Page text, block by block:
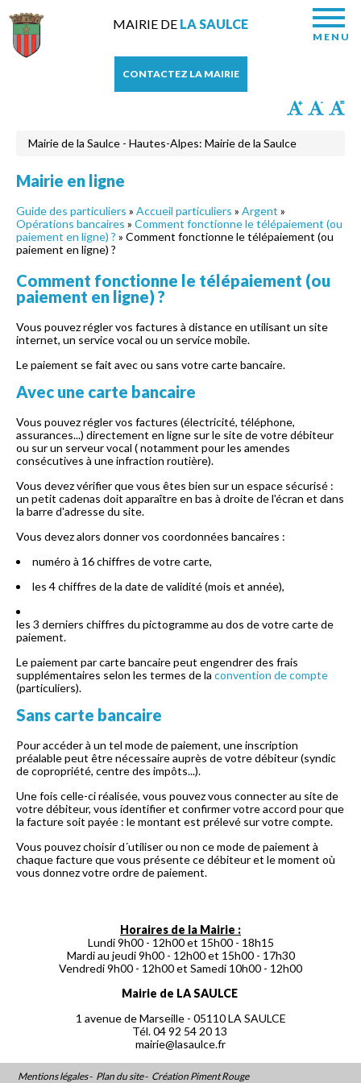
MAIRIE DE LA SAULCE
MENU
CONTACTEZ LA MAIRIE
Mairie de la Saulce - Hautes-Alpes: Mairie de la Saulce
Mairie en ligne
Guide des particuliers » Accueil particuliers » Argent »
Opérations bancaires » Comment fonctionne le télépaiement (ou
paiement en ligne) ? » Comment fonctionne le télépaiement (ou
paiement en ligne) ?
Comment fonctionne le télépaiement (ou
paiement en ligne) ?
Vous pouvez régler vos factures à distance en utilisant un site
internet, un service vocal ou un service mobile.
Le paiement se fait avec ou sans votre carte bancaire.
Avec une carte bancaire
Vous pouvez régler vos factures (électricité, téléphone,
assurances...) directement en ligne sur le site de votre débiteur
ou sur un serveur vocal ( notamment pour les amendes
consécutives à une infraction routière).
Vous devez vérifier que vous êtes bien sur un espace sécurisé :
un petit cadenas doit apparaître en bas à droite de l'écran et dans
la barre d'adresse du site.
Vous devez alors donner vos coordonnées bancaires :
numéro à 16 chiffres de votre carte,
les 4 chiffres de la date de validité (mois et année),
les 3 derniers chiffres du pictogramme au dos de votre carte de
paiement.
Le paiement par carte bancaire peut engendrer des frais
supplémentaires selon les termes de la convention de compte
(particuliers).
Sans carte bancaire
Pour accéder à un tel mode de paiement, une inscription
préalable peut être nécessaire auprès de votre débiteur (syndic
de copropriété, centre des impôts...).
Une fois celle-ci réalisée, vous pouvez vous connecter au site de
votre débiteur, vous identifier et confirmer votre accord pour que
la facture soit payée : le montant est prélevé sur votre compte.
Vous pouvez choisir d´utiliser ou non ce mode de paiement à
chaque facture que vous présente ce débiteur et le moment où
vous donnez votre ordre de paiement.
Horaires de la Mairie :
Lundi 9h00 - 12h00 et 15h00 - 18h15
Mardi au jeudi 9h00 - 12h00 et 15h00 - 17h30
Vendredi 9h00 - 12h00 et Samedi 10h00 - 12h00
Mairie de LA SAULCE
1 avenue de Marseille - 05110 LA SAULCE
Tél. 04 92 54 20 13
mairie@lasaulce.fr
Mentions légales- Plan du site- Création Piment Rouge